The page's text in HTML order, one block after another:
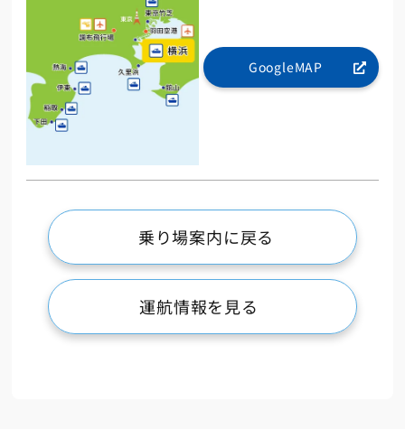
GoogleMAP
乗り場案内に戻る
運航情報を見る